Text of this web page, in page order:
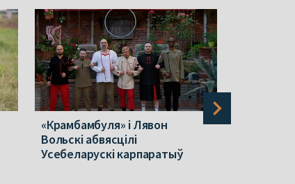
«Крамбамбуля» і Лявон
Вольскі абвясцілі
Усебеларускі карпаратыў